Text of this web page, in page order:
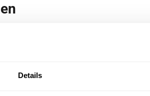
Details
zwei (Halbjahres-) Zeugnisse vor dem